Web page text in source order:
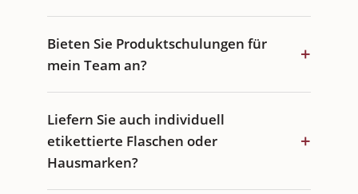
Bieten Sie Produktschulungen für
mein Team an?
+
Liefern Sie auch individuell
etikettierte Flaschen oder
Hausmarken?
+